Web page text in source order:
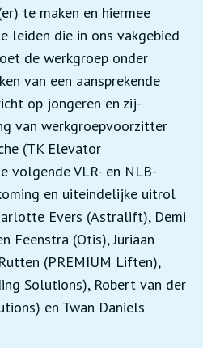
te maken en hiermee
leiden die in ons vakgebied
de werkgroep onder
van een aansprekende
op jongeren en zij-
van werkgroepvoorzitter
(TK Elevator
volgende VLR- en NLB-
en uiteindelijke uitrol
Evers (Astralift), Demi
Feenstra (Otis), Juriaan
(PREMIUM Liften),
Solutions), Robert van der
en Twan Daniels